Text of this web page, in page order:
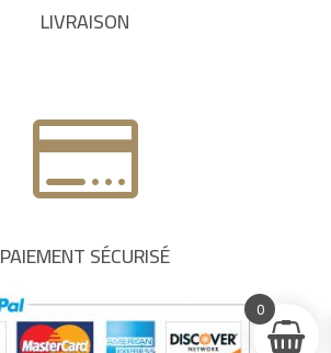
LIVRAISON

PAIEMENT SÉCURISÉ
0